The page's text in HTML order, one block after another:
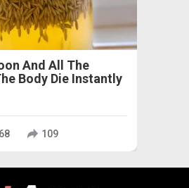
And All The
Body Die Instantly
68 109